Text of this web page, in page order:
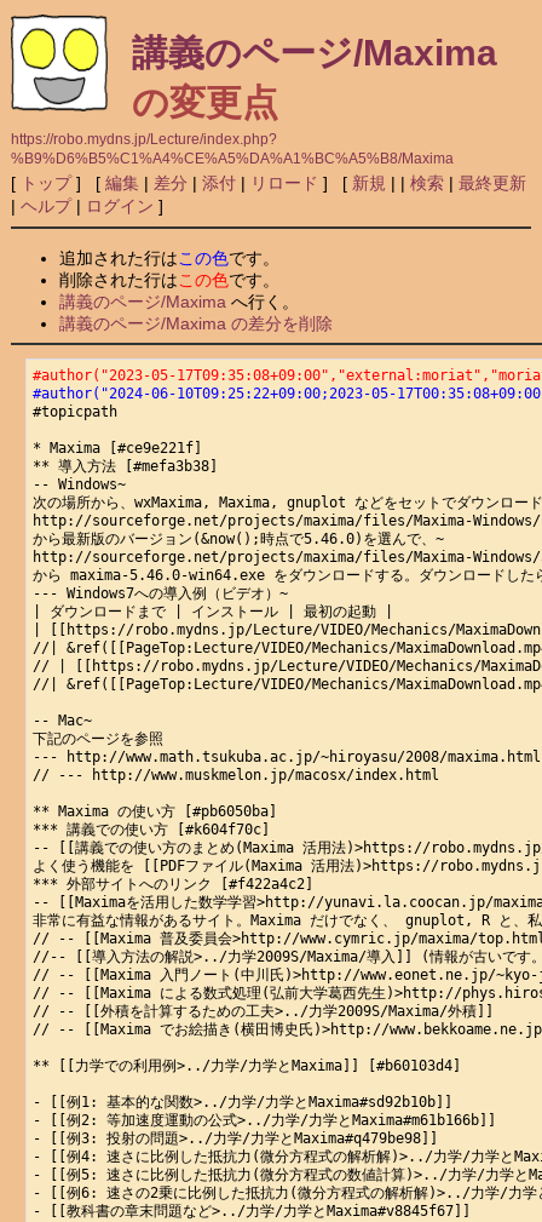
講義のページ/Maxima
の変更点
https://robo.mydns.jp/Lecture/index.php?
%B9%D6%B5%C1%A4%CE%A5%DA%A1%BC%A5%B8/Maxima
[ トップ] [ 編集| 差分 | 添付| リロード ] [ 新規 | | 検索| 最終更新
| ヘルプ| ログイン ]
追加された行はこの色です。
削除された行はこの色です。
講義のページ/Maxima へ行く。
講義のページ/Maxima の差分を削除
#author("2023-05-
#author("2024-06-10T09:25:22+09:00;2023-05-
#topicpath
* Maxima [#ce9e221f]
** 導入方法 [#mefa3b38]
-- Windows~
次の場所から、wxMaxima, Maxima, gnuplot などをセットでダウンロー
http://sourceforge.net/projects/maxima/files/Maxima-
から最新版のバージョン(&now();時点で5.46.0)を選んで、~
http://sourceforge.net/projects/maxima/files/Maxima-Windows/
から maxima-5.46.0-win64.exe をダウンロードする。ダウンロードした
--- Windows7への導入例（ビデオ）~
| ダウンロードまで | インストール | 最初の起動 |
| [[https://robo.mydns.jp/Lecture/VIDEO/Mechanics/
//| &ref([[PageTop:Lecture/VIDEO/Mechanics/
// | [[https://robo.mydns.jp/Lecture/VIDEO/Mechanics/
//| &ref([[PageTop:Lecture/VIDEO/Mechanics/
-- Mac~
下記のページを参照
--- http://www.math.tsukuba.ac.jp/~hiroyasu/2008/maxima.html
// --- http://www.muskmelon.jp/macosx/index.html
** Maxima の使い方 [#pb6050ba]
*** 講義での使い方 [#k604f70c]
-- [[講義での使い方のまとめ(Maxima 活用法)>https://
よく使う機能を [[PDFファイル(Maxima 活用法)>https://
*** 外部サイトへのリンク [#f422a4c2]
-- [[Maximaを活用した数学学習>http://yunavi.la.coocan.jp/
非常に有益な情報があるサイト。Maxima だけでなく、 gnuplot, R と、私
// -- [[Maxima 普及委員会>http://www.cymric.jp/maxima/
//-- [[導入方法の解説>../力学2009S/Maxima/導入]] (情報が古いです
// -- [[Maxima 入門ノート(中川氏)>http://www.eonet.ne.jp/
// -- [[Maxima による数式処理(弘前大学葛西先生)>http://
// -- [[外積を計算するための工夫>../力学2009S/Maxima/外積]]
// -- [[Maxima でお絵描き(横田博史氏)>http://
** [[力学での利用例>../力学/力学とMaxima]] [#b60103d4]
- [[例1: 基本的な関数>../力学/力学とMaxima#sd92b10b]]
- [[例2: 等加速度運動の公式>../力学/力学とMaxima#m61b166b]]
- [[例3: 投射の問題>../力学/力学とMaxima#q479be98]]
- [[例4: 速さに比例した抵抗力(微分方程式の解析解)>../力学/力学と
- [[例5: 速さに比例した抵抗力(微分方程式の数値計算)>../力学/力学と
- [[例6: 速さの2乗に比例した抵抗力(微分方程式の解析解)>../力学/力
- [[教科書の章末問題など>../力学/力学とMaxima#v8845f67]]